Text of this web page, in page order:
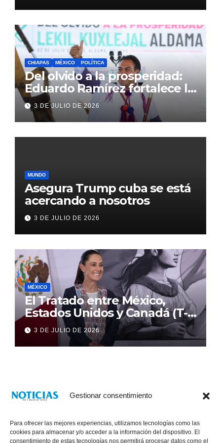
Gestionar consentimiento
Para ofrecer las mejores experiencias, utilizamos tecnologías como las
cookies para almacenar y/o acceder a la información del dispositivo. El
consentimiento de estas tecnologías nos permitirá procesar datos como el
CHIAPAS MÉXICO POLÍTICA
Del olvido a la prosperidad:
Eduardo Ramírez fortalece la
transformación de Aldama
con inversión histórica
3 DE JULIO DE 2026
MUNDO
Asegura Trump cuba se está
acercando a nosotros
3 DE JULIO DE 2026
MÉXICO
El Tratado entre México,
Estados Unidos y Canadá (T-
MEC) se mantiene hasta el
2036: Presidenta Claudia
Sheinbaum
3 DE JULIO DE 2026